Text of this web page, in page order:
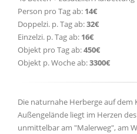
Person pro Tag ab: 14€
Doppelzi. p. Tag ab:32€
Einzelzi. p. Tag ab: 16€
Objekt pro Tag ab:450€
Objekt p. Woche ab:3300€
Die naturnahe Herberge auf
Außengelände liegt im Herzen
unmittelbar am "Malerweg", am